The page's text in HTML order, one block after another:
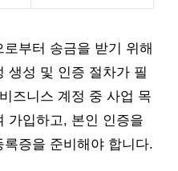
부터 송금을 받기 위해
생성 및 인증 절차가 필
즈니스 계정 중 사업 목
가입하고, 본인 인증을
증을 준비해야 합니다.